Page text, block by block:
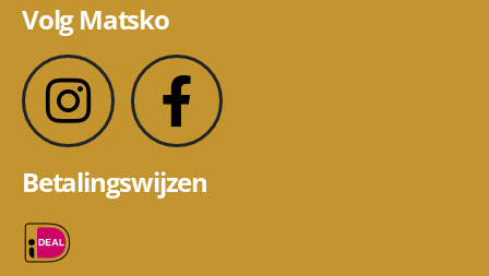
Volg Matsko
Betalingswijzen